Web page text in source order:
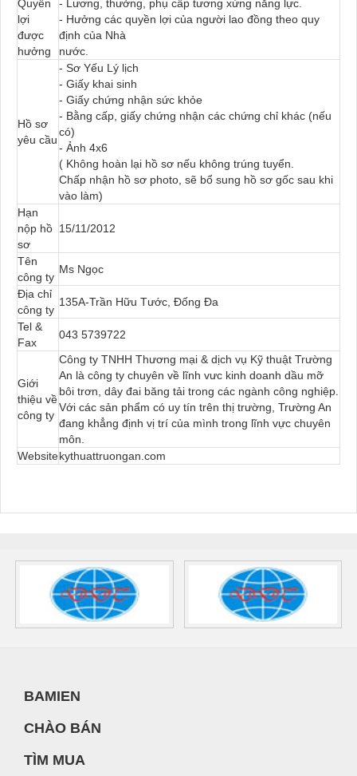
Quyền
lợi
được
hưởng
- Lương, thưởng, phụ cấp tương xứng năng lực.
- Hưởng các quyền lợi của người lao đồng theo quy
định của Nhà
nước.
Hồ sơ
yêu cầu
- Sơ Yếu Lý lịch
- Giấy khai sinh
- Giấy chứng nhận sức khỏe
- Bằng cấp, giấy chứng nhận các chứng chỉ khác (nếu
có)
- Ảnh 4x6
( Không hoàn lại hồ sơ nếu không trúng tuyển.
Chấp nhận hồ sơ photo, sẽ bổ sung hồ sơ gốc sau khi
vào làm)
Hạn
nộp hồ
sơ
15/11/2012
Tên
công ty
Ms Ngọc
Địa chỉ
công ty
135A-Trần Hữu Tước, Đống Đa
Tel &
Fax
043 5739722
Giới
thiệu về
công ty
Công ty TNHH Thương mại & dịch vụ Kỹ thuật Trường
An là công ty chuyên về lĩnh vưc kinh doanh dầu mỡ
bôi trơn, dây đai băng tải trong các ngành công nghiệp.
Với các sản phẩm có uy tín trên thị trường, Trường An
đang khẳng định vị trí của mình trong lĩnh vực chuyên
môn.
Websitekythuattruongan.com
BAMIEN
CHÀO BÁN
TÌM MUA